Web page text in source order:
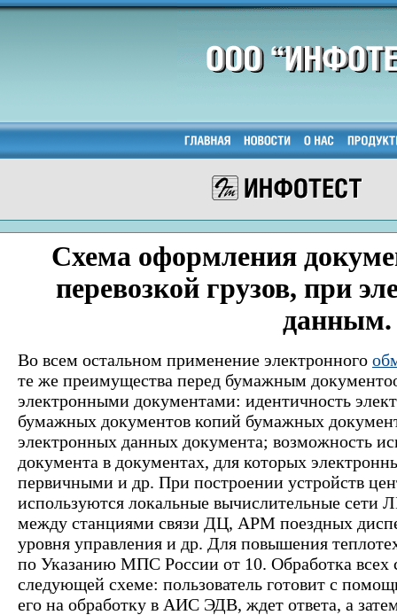
Схема оформления
перевозкой грузов, при
данным.
Во всем остальном применение электронного
те же преимущества перед бумажным
электронными документами: идентичность
бумажных документов копий бумажных
электронных данных документа; возможность
документа в документах, для которых
первичными и др. При построении устройств
используются локальные вычислительные сети
между станциями связи ДЦ, АРМ поездных
уровня управления и др. Для повышения
по Указанию МПС России от 10. Обработка всех
следующей схеме: пользователь готовит с
его на обработку в АИС ЭДВ, ждет ответа, а